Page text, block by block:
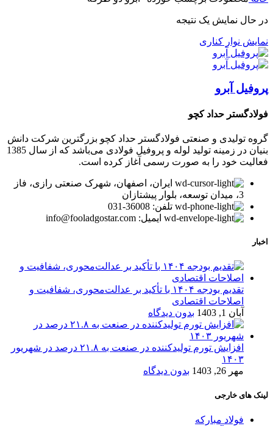
در حال نمایش یک نتیجه
نمایش نوار کناری
پروفیل آبرو
فولادگستر حداد کچو
گروه تولیدی و صنعتی فولادگستر حداد کچو بزرگترین شرکت دانش
بنیان در زمینه تولید لوله و پروفیل فولادی می‌باشد که از سال 1385
فعالیت خود را به صورت رسمی آغاز کرده است.
ایران، اصفهان، شهرک صنعتی رازی، فاز
3، میدان توسعه، بلوار پیشتازان
تلفن: 36008-031
ایمیل: info@fooladgostar.com
اخبار
تقدیم بودجه ۱۴۰۴ با تأکید بر عدالت‌محوری، شفافیت و
اصلاحات اقتصادی
آبان 1, 1403
بدون دیدگاه
افزایش تورم تولیدکننده در صنعت به ۲۱.۸ درصد در شهریور
۱۴۰۳
مهر 26, 1403
بدون دیدگاه
لینک های خارجی
فولاد مبارکه